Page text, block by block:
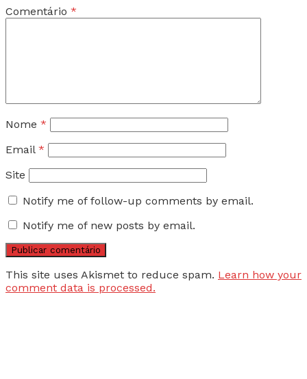
Comentário *
Nome *
Email *
Site
Notify me of follow-up comments by email.
Notify me of new posts by email.
This site uses Akismet to reduce spam. Learn how your
comment data is processed.